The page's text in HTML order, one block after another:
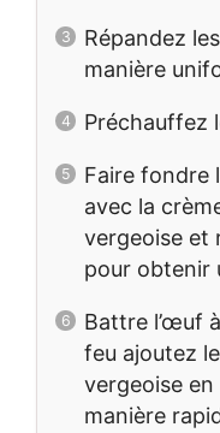
Répandez
manière
Préchauffez
Faire fondre
avec la
vergeoise et
pour obtenir
Battre l’œuf
feu ajoutez
vergeoise
manière